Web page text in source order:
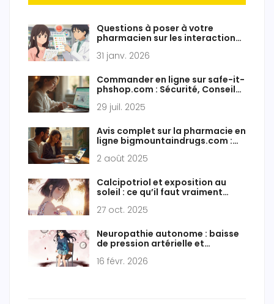
Questions à poser à votre
pharmacien sur les interactions
31 janv. 2026
Commander en ligne sur safe-it-
phshop.com : Sécurité, Conseils
29 juil. 2025
Avis complet sur la pharmacie en
ligne bigmountaindrugs.com :
2 août 2025
Calcipotriol et exposition au
soleil : ce qu’il faut vraiment
27 oct. 2025
Neuropathie autonome : baisse
de pression artérielle et
16 févr. 2026